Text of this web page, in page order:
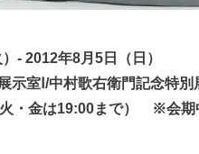
- 2012年8月5日（日）
示室Ⅰ/中村歌右衛門記念特別
火・金は19:00まで） ※会期